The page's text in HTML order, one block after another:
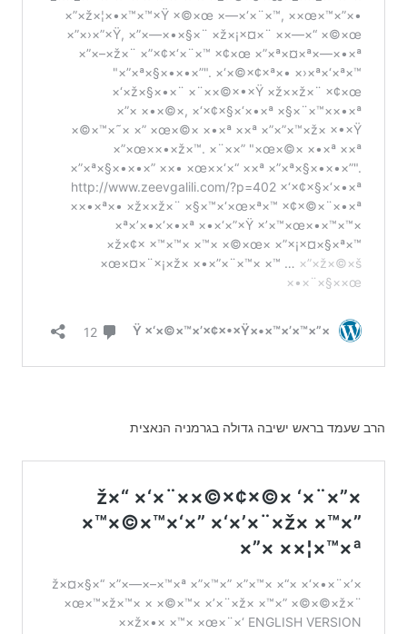
הרב שעמד בראש ישיבה גדולה בגרמניה הנאצית